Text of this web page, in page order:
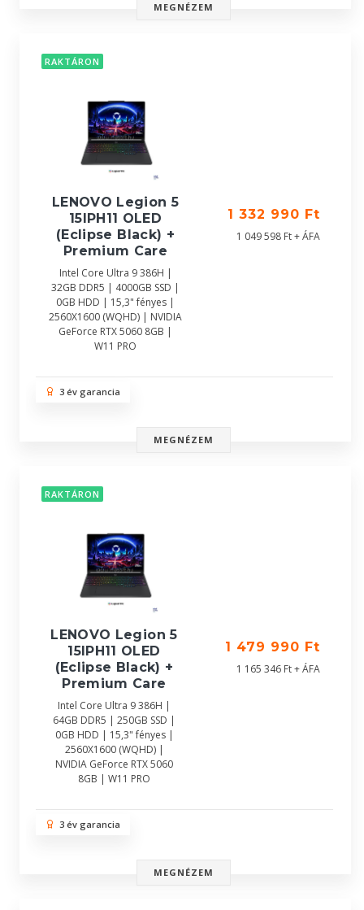
MEGNÉZEM
RAKTÁRON
LENOVO Legion 5
15IPH11 OLED
(Eclipse Black) +
Premium Care
Intel Core Ultra 9 386H |
32GB DDR5 | 4000GB SSD |
0GB HDD | 15,3" fényes |
2560X1600 (WQHD) | NVIDIA
GeForce RTX 5060 8GB |
W11 PRO
1 332 990 Ft
1 049 598 Ft + ÁFA
3 év garancia
MEGNÉZEM
RAKTÁRON
LENOVO Legion 5
15IPH11 OLED
(Eclipse Black) +
Premium Care
Intel Core Ultra 9 386H |
64GB DDR5 | 250GB SSD |
0GB HDD | 15,3" fényes |
2560X1600 (WQHD) |
NVIDIA GeForce RTX 5060
8GB | W11 PRO
1 479 990 Ft
1 165 346 Ft + ÁFA
3 év garancia
MEGNÉZEM